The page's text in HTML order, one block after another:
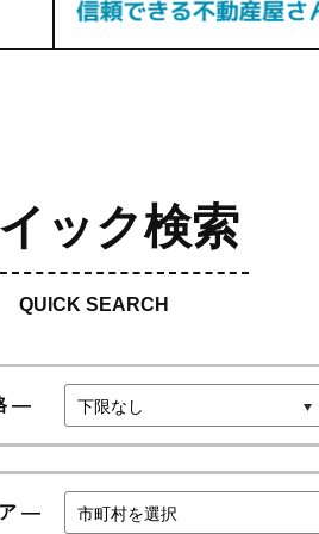
ック検索
QUICK SEARCH